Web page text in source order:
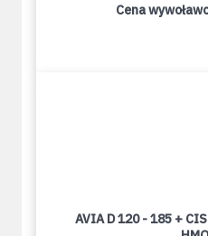
Cena
AVIA D 120 - 185 +